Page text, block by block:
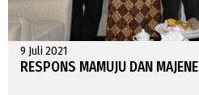
9 Juli 2021
RESPONS MAMUJU DAN MAJENE